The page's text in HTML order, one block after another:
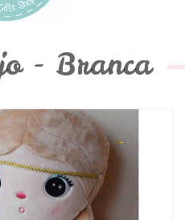
- Branca